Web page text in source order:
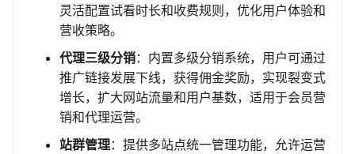
灵活配置试看时长和收费规则，优化用户体验和
营收策略。
代理三级分销：内置多级分销系统，用户可通过
推广链接发展下线，获得佣金奖励，实现裂变式
增长，扩大网站流量和用户基数，适用于会员营
销和代理运营。
站群管理：提供多站点统一管理功能，允许运营